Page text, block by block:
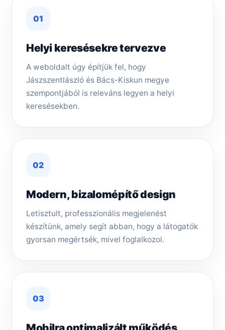
01
Helyi keresésekre tervezve
A weboldalt úgy építjük fel, hogy
Jászszentlászló és Bács-Kiskun megye
szempontjából is releváns legyen a helyi
keresésekben.
02
Modern, bizalomépítő design
Letisztult, professzionális megjelenést
készítünk, amely segít abban, hogy a látogatók
gyorsan megértsék, mivel foglalkozol.
03